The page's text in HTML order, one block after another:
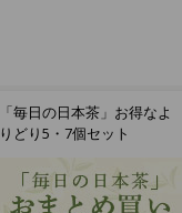
新たに発見！
お気に入りのお茶探し